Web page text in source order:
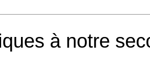
à notre